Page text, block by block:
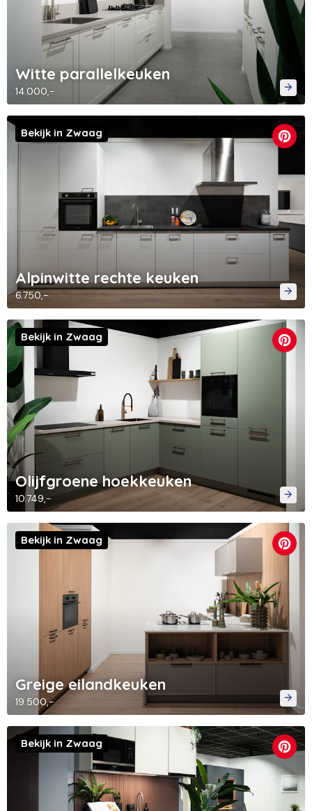
Witte parallelkeuken
14.000,-
Alpinwitte rechte keuken
6.750,-
Bekijk in Zwaag
Olijfgroene hoekkeuken
10.749,-
Bekijk in Zwaag
Greige eilandkeuken
19.500,-
Bekijk in Zwaag
Bekijk in Zwaag